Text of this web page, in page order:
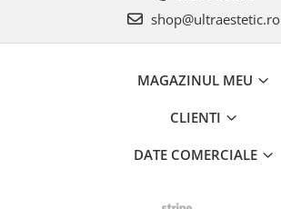
shop@ultraestetic.ro
MAGAZINUL MEU
CLIENTI
DATE COMERCIALE